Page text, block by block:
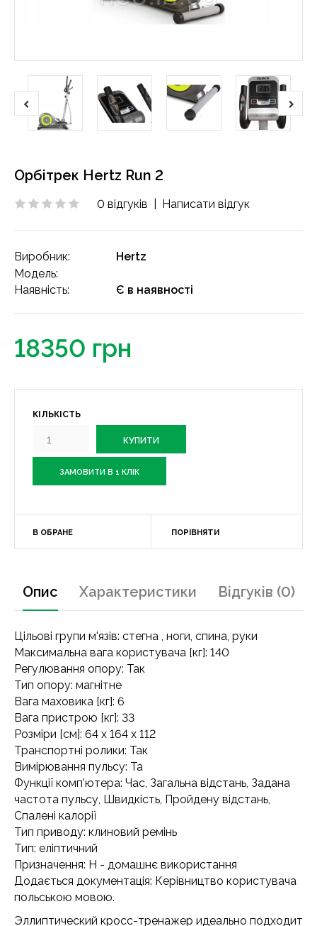
Орбітрек Hertz Run 2
0 відгуків Написати відгук
Виробник:
Hertz
Модель:
Наявність:
Є в наявності
18350 грн
КІЛЬКІСТЬ
ЗАМОВИТИ В 1 КЛІК
В ОБРАНЕ ПОРІВНЯТИ
Опис Характеристики Відгуків (0)
Цільові групи м'язів: стегна , ноги, спина, руки
Максимальна вага користувача [кг]: 140
Регулювання опору: Так
Тип опору: магнітне
Вага маховика [кг]: 6
Вага пристрою [кг]: 33
Розміри [см]: 64 x 164 x 112
Транспортні ролики: Так
Вимірювання пульсу: Та
Функції комп'ютера: Час, Загальна відстань, Задана
частота пульсу, Швидкість, Пройдену відстань,
Спалені калорії
Тип приводу: клиновий ремінь
Тип: еліптичний
Призначення: H - домашнє використання
Додається документація: Керівництво користувача
польською мовою.
Эллиптический кросс-тренажер идеально подходит